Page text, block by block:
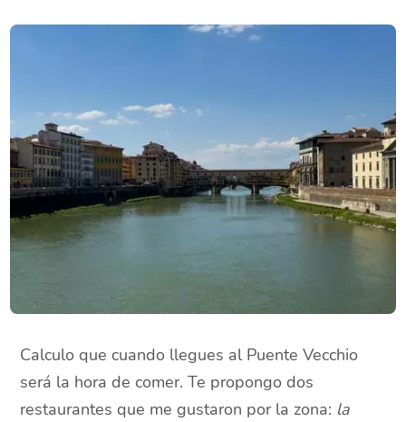
Calculo que cuando llegues al Puente Vecchio
será la hora de comer. Te propongo dos
restaurantes que me gustaron por la zona: la